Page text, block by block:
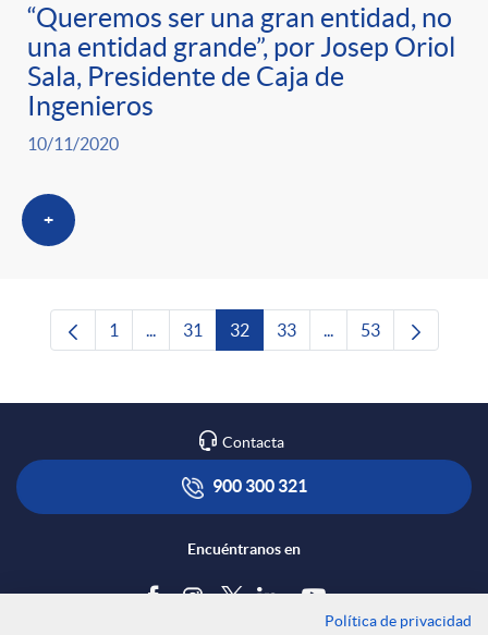
“Queremos ser una gran entidad, no
una entidad grande”, por Josep Oriol
Sala, Presidente de Caja de
Ingenieros
10/11/2020
+
Página
1 ...Páginas intermedias Use TAB para
Página
31 Página
32 Página
33 ...Páginas intermedias
Página
53
Contacta
900 300 321
Encuéntranos en
Política de privacidad